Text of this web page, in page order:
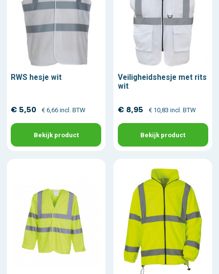
RWS hesje wit
€ 5,50 € 6,66 incl. BTW
Bekijk product
Veiligheidshesje met rits
wit
€ 8,95 € 10,83 incl. BTW
Bekijk product